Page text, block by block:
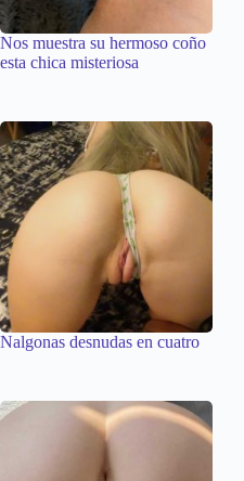
Nos muestra su hermoso coño
esta chica misteriosa
Nalgonas desnudas en cuatro